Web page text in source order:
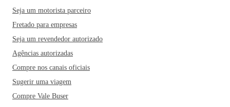
Seja um motorista parceiro
Fretado para empresas
Seja um revendedor autorizado
Agências autorizadas
Compre nos canais oficiais
Sugerir uma viagem
Compre Vale Buser